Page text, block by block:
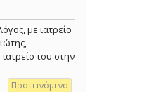
με ιατρείο
του στην
Προτεινόμενα